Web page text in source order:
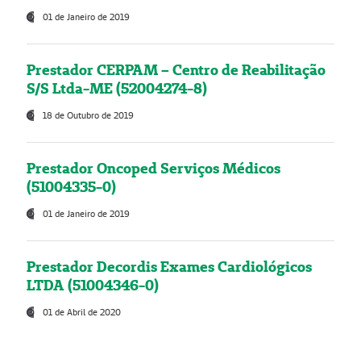
01 de Janeiro de 2019
Prestador CERPAM – Centro de Reabilitação
S/S Ltda-ME (52004274-8)
18 de Outubro de 2019
Prestador Oncoped Serviços Médicos
(51004335-0)
01 de Janeiro de 2019
Prestador Decordis Exames Cardiológicos
LTDA (51004346-0)
01 de Abril de 2020